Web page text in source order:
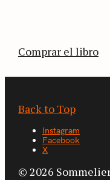
Comprar el libro
Back to Top
Instagram
Facebook
X
© 2026